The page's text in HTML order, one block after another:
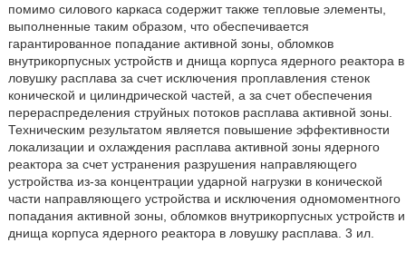
помимо силового каркаса содержит также тепловые элементы,
выполненные таким образом, что обеспечивается
гарантированное попадание активной зоны, обломков
внутрикорпусных устройств и днища корпуса ядерного реактора в
ловушку расплава за счет исключения проплавления стенок
конической и цилиндрической частей, а за счет обеспечения
перераспределения струйных потоков расплава активной зоны.
Техническим результатом является повышение эффективности
локализации и охлаждения расплава активной зоны ядерного
реактора за счет устранения разрушения направляющего
устройства из-за концентрации ударной нагрузки в конической
части направляющего устройства и исключения одномоментного
попадания активной зоны, обломков внутрикорпусных устройств и
днища корпуса ядерного реактора в ловушку расплава. 3 ил.